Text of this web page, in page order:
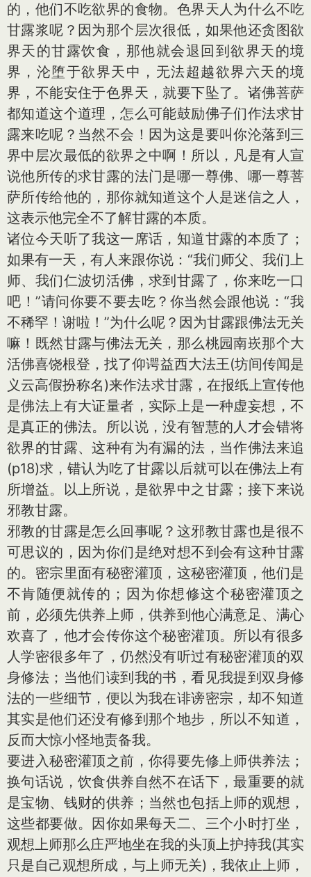
的，他们不吃欲界的食物。色界天人为什么不吃
甘露浆呢？因为那个层次很低，如果他还贪图欲
界天的甘露饮食，那他就会退回到欲界天的境
界，沦堕于欲界天中，无法超越欲界六天的境
界，不能安住于色界天，就要下坠了。诸佛菩萨
都知道这个道理，怎么可能鼓励佛子们作法求甘
露来吃呢？当然不会！因为这是要叫你沦落到三
界中层次最低的欲界之中啊！所以，凡是有人宣
说他所传的求甘露的法门是哪一尊佛、哪一尊菩
萨所传给他的，那你就知道这个人是迷信之人，
这表示他完全不了解甘露的本质。
诸位今天听了我这一席话，知道甘露的本质了；
如果有一天，有人来跟你说：“我们师父、我们上
师、我们仁波切活佛，求到甘露了，你来吃一口
吧！”请问你要不要去吃？你当然会跟他说：“我
不稀罕！谢啦！”为什么呢？因为甘露跟佛法无关
嘛！既然甘露与佛法无关，那么桃园南崁那个大
活佛喜饶根登，找了仰谔益西大法王(坊间传闻是
义云高假扮称名)来作法求甘露，在报纸上宣传他
是佛法上有大证量者，实际上是一种虚妄想，不
是真正的佛法。所以说，没有智慧的人才会错将
欲界的甘露、这种有为有漏的法，当作佛法来追
(p18)求，错认为吃了甘露以后就可以在佛法上有
所增益。以上所说，是欲界中之甘露；接下来说
邪教甘露。
邪教的甘露是怎么回事呢？这邪教甘露也是很不
可思议的，因为你们是绝对想不到会有这种甘露
的。密宗里面有秘密灌顶，这秘密灌顶，他们是
不肯随便就传的；因为你想修这个秘密灌顶之
前，必须先供养上师，供养到他心满意足、满心
欢喜了，他才会传你这个秘密灌顶。所以有很多
人学密很多年了，仍然没有听过有秘密灌顶的双
身修法；当他们读到我的书，看见我提到双身修
法的一些细节，便以为我在诽谤密宗，却不知道
其实是他们还没有修到那个地步，所以不知道，
反而大惊小怪地责备我。
要进入秘密灌顶之前，你得要先修上师供养法；
换句话说，饮食供养自然不在话下，最重要的就
是宝物、钱财的供养；当然也包括上师的观想，
这些都要做。因你如果每天二、三个小时打坐，
观想上师那么庄严地坐在我的头顶上护持我(其实
只是自己观想所成，与上师无关)，我依止上师，